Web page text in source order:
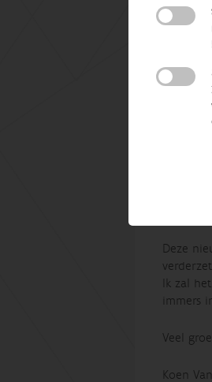
niet
talrijke
zijn dat
Deze
Ik zal
immers
Veel
Koen